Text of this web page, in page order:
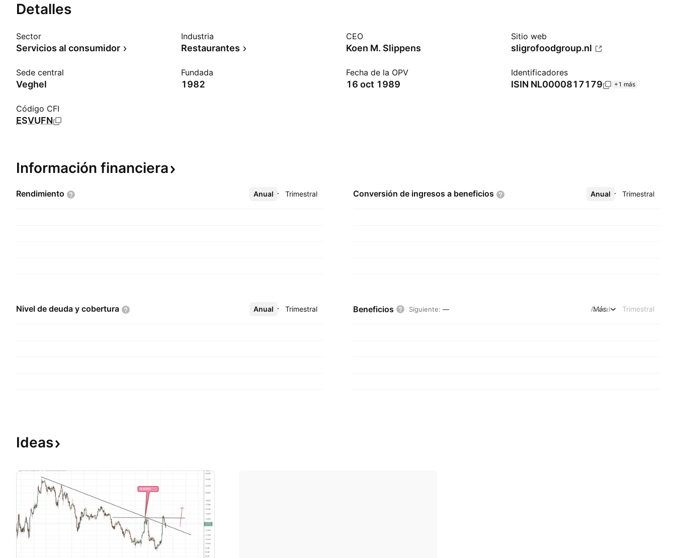
Detalles
Sector
Servicios al consumidor
Industria
Restaurantes
CEO
Koen M. Slippens
Sitio web
sligrofoodgroup.nl
Sede central
Veghel
Fundada
1982
Fecha de la OPV
16 oct 1989
Identificadores
ISIN NL0000817179 +1 más
Código CFI
ESVUFN
Información financiera
Rendimiento Anual Trimestral
Más Conversión de ingresos a beneficios Anual Trimestral
Más
Nivel de deuda y cobertura Anual Trimestral
Más Beneficios Siguiente: — Anual Trimestral
Más
Ideas